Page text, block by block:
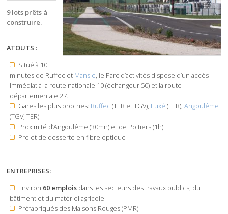
9 lots prêts à
construire.
ATOUTS :
Situé à 10
minutes de Ruffec et Mansle, le Parc d’activités dispose d’un accès
immédiat à la route nationale 10 (échangeur 50) et la route
départementale 27.
Gares les plus proches: Ruffec (TER et TGV), Luxé (TER), Angoulême
(TGV, TER)
Proximité d’Angoulême (30mn) et de Poitiers (1h)
Projet de desserte en fibre optique
ENTREPRISES:
Environ 60 emploisdans les secteurs des travaux publics, du
bâtiment et du matériel agricole.
Préfabriqués des Maisons Rouges (PMR)